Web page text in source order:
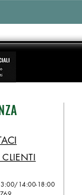
14:00-18:00